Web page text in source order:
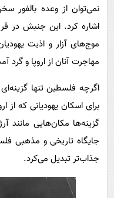
نمی‌توان از وعده
اشاره کرد. این جنبش در
موج‌های آزار و اذیت
مهاجرت آنان از اروپا و
اگرچه فلسطین تنها
برای اسکان یهودیانی که از
گزینه‌ها مکان‌هایی مانند
جایگاه تاریخی و مذهبی
جذاب‌تر تبدیل می‌کرد.